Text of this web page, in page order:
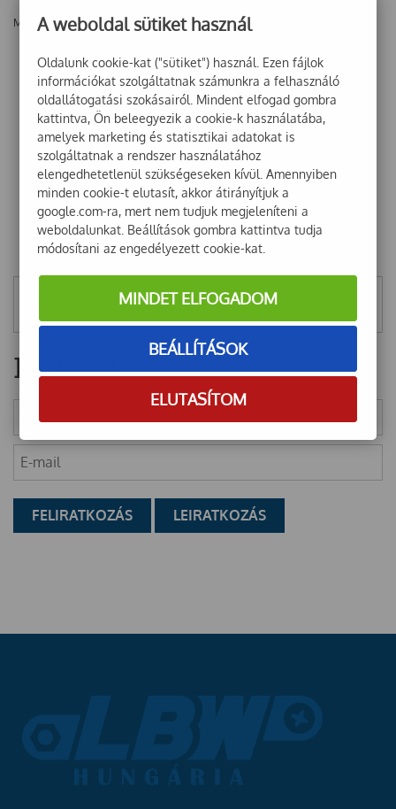
Még nincsenek vélemények ehhez a termékhez!
Mentett szűrők
Hírlevél
A weboldal sütiket használ
Oldalunk cookie-kat ("sütiket") használ. Ezen fájlok
információkat szolgáltatnak számunkra a felhasználó
oldallátogatási szokásairól. Mindent elfogad gombra
kattintva, Ön beleegyezik a cookie-k használatába,
amelyek marketing és statisztikai adatokat is
szolgáltatnak a rendszer használatához
elengedhetetlenül szükségeseken kívül. Amennyiben
minden cookie-t elutasít, akkor átirányítjuk a
google.com-ra, mert nem tudjuk megjeleníteni a
weboldalunkat. Beállítások gombra kattintva tudja
módosítani az engedélyezett cookie-kat.
MINDET ELFOGADOM
BEÁLLÍTÁSOK
ELUTASÍTOM